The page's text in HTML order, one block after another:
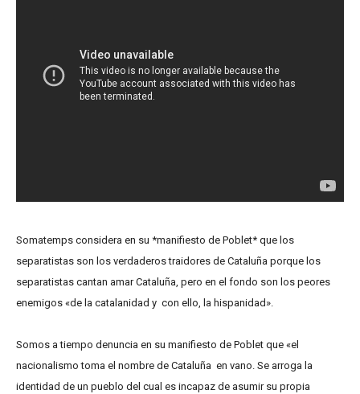
Somatemps considera en su *manifiesto de Poblet* que los
separatistas son los verdaderos traidores de Cataluña porque los
separatistas cantan amar Cataluña, pero en el fondo son los peores
enemigos «de la catalanidad y con ello, la hispanidad».
Somos a tiempo denuncia en su manifiesto de Poblet que «el
nacionalismo toma el nombre de Cataluña en vano. Se arroga la
identidad de un pueblo del cual es incapaz de asumir su propia